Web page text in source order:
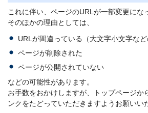
これに伴い、ページのURLが一部変更にな
そのほかの理由としては、
URLが間違っている（大文字小文字など
ページが削除された
ページが公開されていない
などの可能性があります。
お手数をおかけしますが、トップページか
ンクをたどっていただきますようお願いい